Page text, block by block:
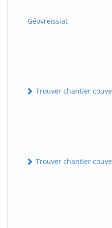
Géovreissiat
Trouver chantier
Trouver chantier